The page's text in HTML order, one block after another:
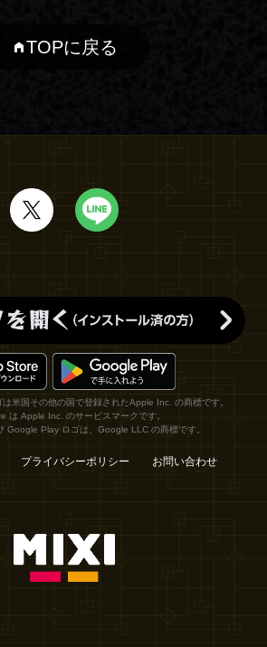
TOPに戻る
米国その他の国で登録されたApple Inc. の商標です。
は Apple Inc. のサービスマークです。
Google Play ロゴは、Google LLC の商標です。
プライバシーポリシー お問い合わせ